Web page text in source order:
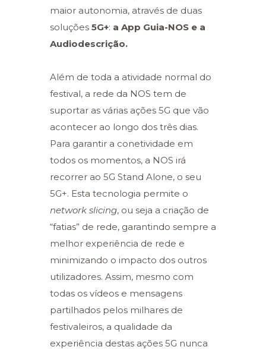
maior autonomia, através de duas
soluções 5G+: a App Guia-NOS e a
Audiodescrição.
Além de toda a atividade normal do
festival, a rede da NOS tem de
suportar as várias ações 5G que vão
acontecer ao longo dos três dias.
Para garantir a conetividade em
todos os momentos, a NOS irá
recorrer ao 5G Stand Alone, o seu
5G+. Esta tecnologia permite o
network slicing, ou seja a criação de
“fatias” de rede, garantindo sempre a
melhor experiência de rede e
minimizando o impacto dos outros
utilizadores. Assim, mesmo com
todas os vídeos e mensagens
partilhados pelos milhares de
festivaleiros, a qualidade da
experiência destas ações 5G nunca